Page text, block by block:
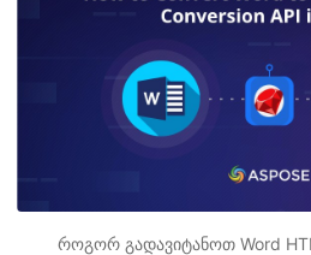
როგორ გადავიტანოთ Word